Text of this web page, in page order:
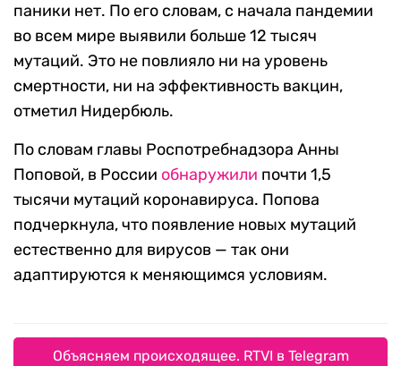
паники нет. По его словам, с начала пандемии
во всем мире выявили больше 12 тысяч
мутаций. Это не повлияло ни на уровень
смертности, ни на эффективность вакцин,
отметил Нидербюль.
По словам главы Роспотребнадзора Анны
Поповой, в России обнаружили почти 1,5
тысячи мутаций коронавируса. Попова
подчеркнула, что появление новых мутаций
естественно для вирусов — так они
адаптируются к меняющимся условиям.
Объясняем происходящее. RTVI в Telegram